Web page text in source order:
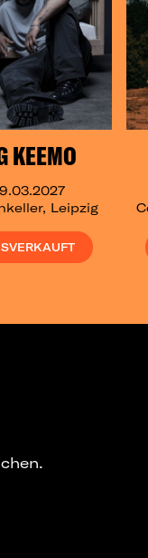
KEEMO
Leipzig